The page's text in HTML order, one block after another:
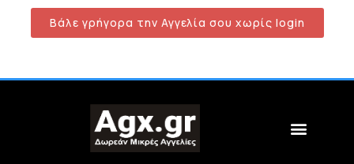
Βάλε γρήγορα την Αγγελία σου χωρίς login